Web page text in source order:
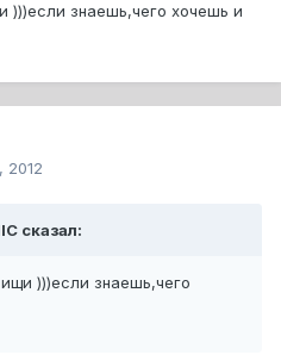
)))если знаешь,чего хочешь и
2012
сказал:
)))если знаешь,чего